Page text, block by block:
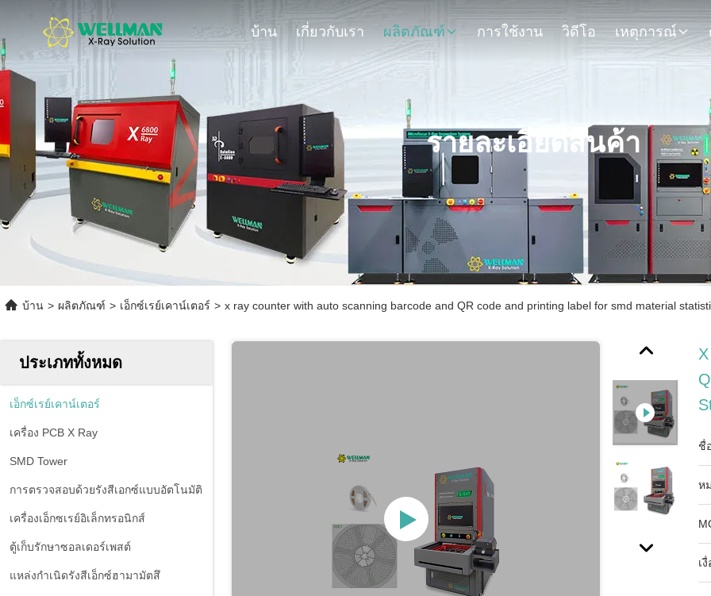
บ้าน เกี่ยวกับเรา ผลิตภัณฑ์ การใช้งาน วิดีโอ เหตุการณ์
รายละเอียดสินค้า
บ้าน > ผลิตภัณฑ์ > เอ็กซ์เรย์เคาน์เตอร์ > x ray counter with auto scanning barcode and QR code and printing label for smd material
ประเภททั้งหมด
เอ็กซ์เรย์เคาน์เตอร์
เครื่อง PCB X Ray
SMD Tower
การตรวจสอบด้วยรังสีเอกซ์แบบอัตโนมัติ
เครื่องเอ็กซเรย์อิเล็กทรอนิกส์
ตู้เก็บรักษาซอลเดอร์เพสต์
แหล่งกำเนิดรังสีเอ็กซ์ฮามามัตสึ
ชื่
ห
เ